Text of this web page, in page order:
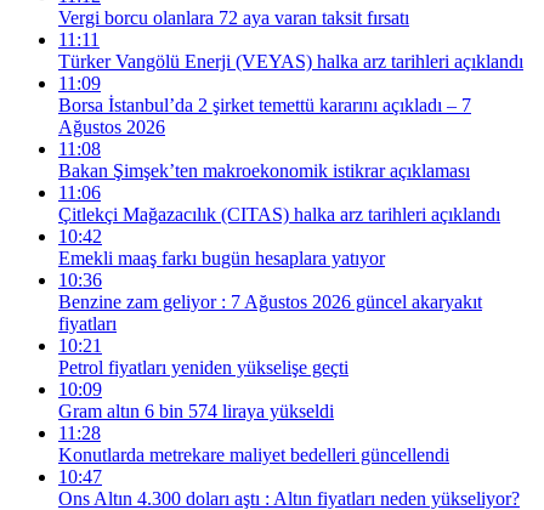
Vergi borcu olanlara 72 aya varan taksit fırsatı
11:11
Türker Vangölü Enerji (VEYAS) halka arz tarihleri açıklandı
11:09
Borsa İstanbul’da 2 şirket temettü kararını açıkladı – 7
Ağustos 2026
11:08
Bakan Şimşek’ten makroekonomik istikrar açıklaması
11:06
Çitlekçi Mağazacılık (CITAS) halka arz tarihleri açıklandı
10:42
Emekli maaş farkı bugün hesaplara yatıyor
10:36
Benzine zam geliyor : 7 Ağustos 2026 güncel akaryakıt
fiyatları
10:21
Petrol fiyatları yeniden yükselişe geçti
10:09
Gram altın 6 bin 574 liraya yükseldi
11:28
Konutlarda metrekare maliyet bedelleri güncellendi
10:47
Ons Altın 4.300 doları aştı : Altın fiyatları neden yükseliyor?